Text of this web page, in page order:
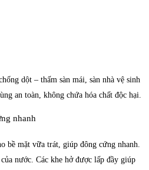
dột – thấm sàn mái, sàn nhà vệ sinh
an toàn, không chứa hóa chất độc hại.
nhanh
bề mặt vữa trát, giúp đông cứng nhanh.
nước. Các khe hở được lấp đầy giúp